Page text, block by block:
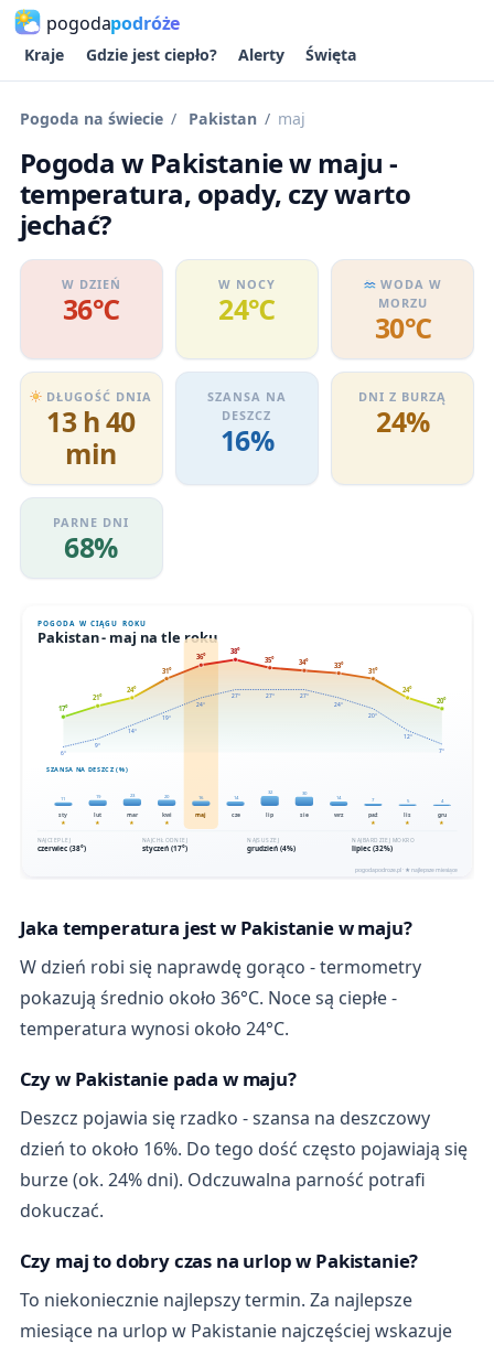
pogodapodróże
Kraje Gdzie jest ciepło? Alerty Święta
Pogoda na świecie Pakistan maj
Pogoda w Pakistanie w maju -
temperatura, opady, czy warto
jechać?
W DZIEŃ
36℃
W NOCY
24℃
WODA W
MORZU
30℃
DŁUGOŚĆ DNIA
13 h 40
min
SZANSA NA
DESZCZ
16%
DNI Z BURZĄ
24%
PARNE DNI
68%
Jaka temperatura jest w Pakistanie w maju?
W dzień robi się naprawdę gorąco - termometry
pokazują średnio około 36°C. Noce są ciepłe -
temperatura wynosi około 24°C.
Czy w Pakistanie pada w maju?
Deszcz pojawia się rzadko - szansa na deszczowy
dzień to około 16%. Do tego dość często pojawiają się
burze (ok. 24% dni). Odczuwalna parność potrafi
dokuczać.
Czy maj to dobry czas na urlop w Pakistanie?
To niekoniecznie najlepszy termin. Za najlepsze
miesiące na urlop w Pakistanie najczęściej wskazuje